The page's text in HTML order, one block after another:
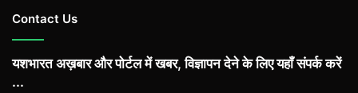
Contact Us
यशभारत अख़बार और पोर्टल में खबर, विज्ञापन देने के लिए यहाँ संपर्क करें
...